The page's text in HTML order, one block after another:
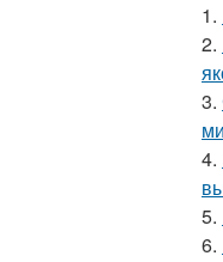
1.
2.
3.
4.
5.
6.